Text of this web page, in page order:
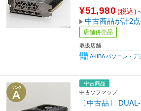
¥51,980 (税込)
中古商品が計2
店舗併売品
取扱店舗
AKIBA パソコン・デ
中古商品
中古ソフマップ
〔中古品〕